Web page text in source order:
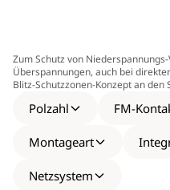
Zum Schutz von
Überspannungen, auch bei
Blitz-Schutzzonen-Konzept an den
Funktionsüberwachung
mechanische
kAeff Kurzschlussstrom
Erfüllt die Anforderungen
Polzahl FM-
Montageart
Netzsystem